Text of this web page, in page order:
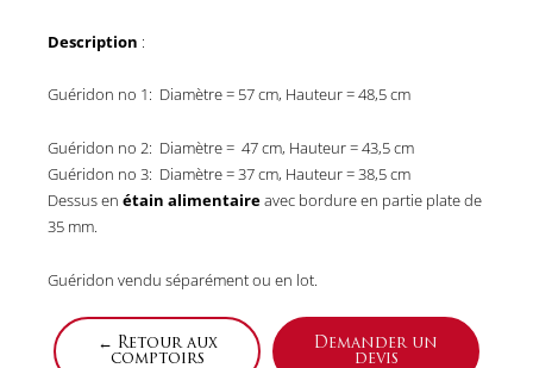
Description :
Guéridon no 1: Diamètre = 57 cm, Hauteur = 48,5 cm
Guéridon no 2: Diamètre = 47 cm, Hauteur = 43,5 cm
Guéridon no 3: Diamètre = 37 cm, Hauteur = 38,5 cm
Dessus en étain alimentaireavec bordure en partie plate de
35 mm.
Guéridon vendu séparément ou en lot.
← Retour aux
comptoirs
Demander un
devis